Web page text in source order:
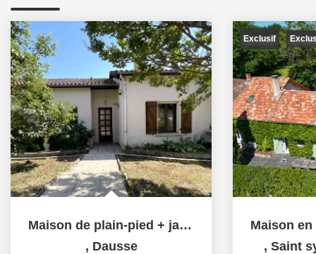
Maison de plain-pied + jardin à Dausse
, Dausse
Exclusif
, Saint